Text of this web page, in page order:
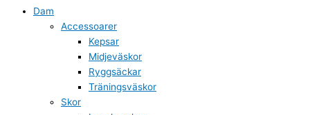
Dam
Accessoarer
Kepsar
Midjeväskor
Ryggsäckar
Träningsväskor
Skor